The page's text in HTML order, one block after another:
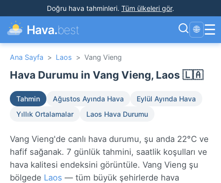
Doğru hava tahminleri. Tüm ülkeleri gör.
Hava.best 🌐 ☰
Ana Sayfa > Laos > Vang Vieng
Hava Durumu in Vang Vieng, Laos 🇱🇦
Tahmin Ağustos Ayında Hava
Eylül Ayında Hava
Yıllık Ortalamalar
Laos Hava Durumu
Vang Vieng'de canlı hava durumu, şu anda 22°C ve
hafif sağanak. 7 günlük tahmini, saatlik koşulları ve
hava kalitesi endeksini görüntüle. Vang Vieng şu
bölgede Laos — tüm büyük şehirlerde hava